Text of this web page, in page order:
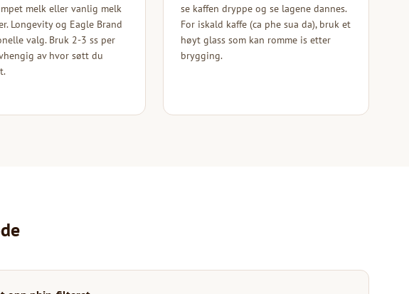
melk eller vanlig melk
Longevity og Eagle Brand
valg. Bruk 2-3 ss per
av hvor søtt du
se kaffen dryppe og se lagene dannes.
For iskald kaffe (ca phe sua da), bruk et
høyt glass som kan romme is etter
brygging.